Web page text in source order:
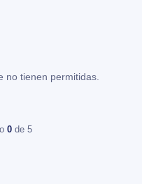
no tienen permitidas.
0 de 5